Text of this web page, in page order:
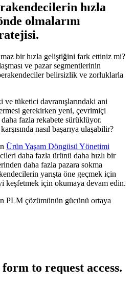
hızla
olmalarını
bir hızla geliştiğini fark ettiniz mi?
ve pazar segmentlerinin
belirsizlik ve zorluklarla
tüketici davranışlarındaki ani
gerekirken yeni, çevrimiçi
fazla rekabete sürüklüyor.
nasıl başarıya ulaşabilir?
Ürün Yaşam Döngüsü Yönetimi
daha fazla ürünü daha hızlı bir
daha fazla pazara sokma
yarışta öne geçmek için
keşfetmek için okumaya devam edin.
PLM çözümünün gücünü ortaya
to request access.